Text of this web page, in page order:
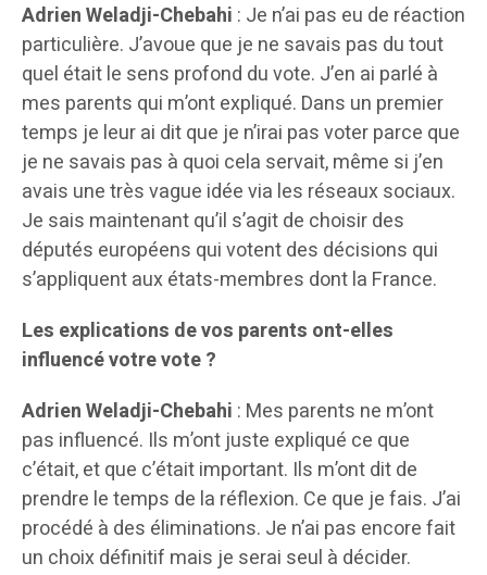
Adrien Weladji-Chebahi : Je n’ai pas eu de réaction
particulière. J’avoue que je ne savais pas du tout
quel était le sens profond du vote. J’en ai parlé à
mes parents qui m’ont expliqué. Dans un premier
temps je leur ai dit que je n’irai pas voter parce que
je ne savais pas à quoi cela servait, même si j’en
avais une très vague idée via les réseaux sociaux.
Je sais maintenant qu’il s’agit de choisir des
députés européens qui votent des décisions qui
s’appliquent aux états-membres dont la France.
Les explications de vos parents ont-elles
influencé votre vote ?
Adrien Weladji-Chebahi : Mes parents ne m’ont
pas influencé. Ils m’ont juste expliqué ce que
c’était, et que c’était important. Ils m’ont dit de
prendre le temps de la réflexion. Ce que je fais. J’ai
procédé à des éliminations. Je n’ai pas encore fait
un choix définitif mais je serai seul à décider.